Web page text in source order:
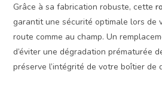
Grâce à sa fabrication robuste, cette
garantit une sécurité optimale lors de
route comme au champ. Un
d’éviter une dégradation prématurée
préserve l’intégrité de votre boîtier de